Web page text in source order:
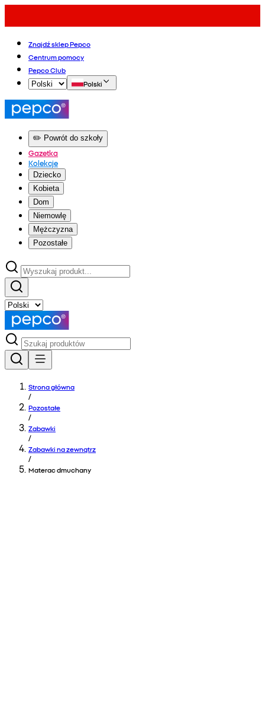
Znajdź sklep Pepco
Centrum pomocy
Pepco Club
Polski
✏️ Powrót do szkoły
Gazetka
Kolekcje
Dziecko
Kobieta
Dom
Niemowlę
Mężczyzna
Pozostałe
Strona główna
/
Pozostałe
/
Zabawki
/
Zabawki na zewnątrz
/
Materac dmuchany